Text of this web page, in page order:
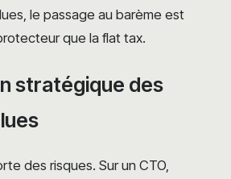
le passage au barème est
que la flat tax.
stratégique des
des risques. Sur un CTO,